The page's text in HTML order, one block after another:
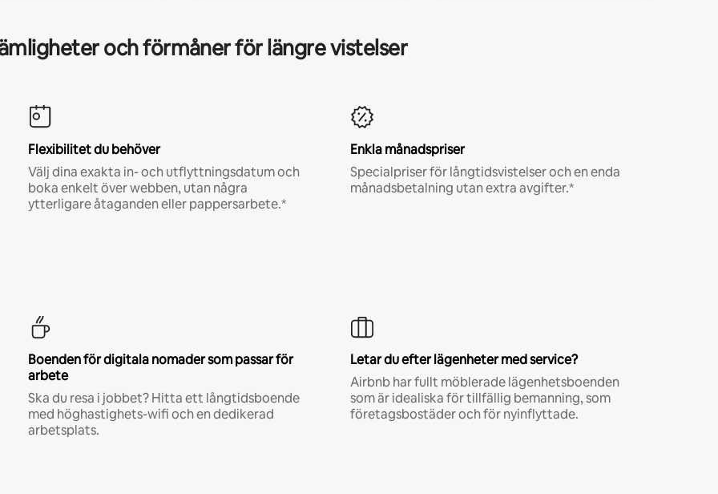
och förmåner för längre vistelser
Flexibilitet du behöver
Välj dina exakta in- och utflyttningsdatum och
boka enkelt över webben, utan några
ytterligare åtaganden eller pappersarbete.*
Enkla månadspriser
Specialpriser för långtidsvistelser och en enda
månadsbetalning utan extra avgifter.*
Boenden för digitala nomader som passar för
arbete
Ska du resa i jobbet? Hitta ett långtidsboende
med höghastighets-wifi och en dedikerad
arbetsplats.
Letar du efter lägenheter med service?
Airbnb har fullt möblerade lägenhetsboenden
som är idealiska för tillfällig bemanning, som
företagsbostäder och för nyinflyttade.